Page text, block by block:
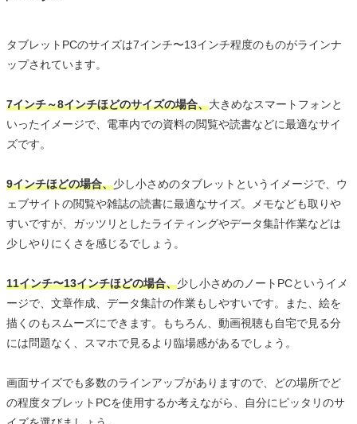
タブレットPCのサイズは7インチ〜13インチ程度のものがラインナ
ップされています。
7インチ～8インチほどのサイズの場合、大きめなスマートフォンと
いったイメージで、電車内での資料の閲覧や読書などに最適なサイ
ズです。
9インチほどの場合、少し小さめのタブレットというイメージで、ウ
ェブサイトの閲覧や雑誌の読書に最適なサイズ。メモなども取りや
すいですが、ガッツリとしたライティングやデータ集計作業などは
少しやりにくさを感じるでしょう。
11インチ〜13インチほどの場合、少し小さめのノートPCというイメ
ージで、文章作成、データ集計の作業もしやすいです。また、絵を
描くのもスムーズにできます。もちろん、動画視聴も自宅で見る分
には問題なく、スマホで見るより臨場感があるでしょう。
画面サイズでも多数のラインアップがありますので、どの場所でど
の程度タブレットPCを使用するか考えながら、自分にピッタリのサ